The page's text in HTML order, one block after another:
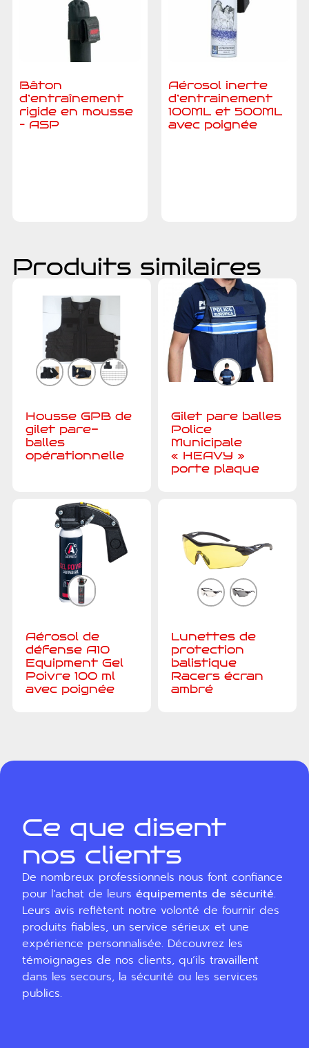
Bâton
d’entraînement
rigide en mousse
– ASP
Aérosol inerte
d’entrainement
100ML et 500ML
avec poignée
Produits similaires
Housse GPB de
gilet pare-
balles
opérationnelle
Gilet pare balles
Police
Municipale
« HEAVY »
porte plaque
Aérosol de
défense A10
Equipment Gel
Poivre 100 ml
avec poignée
Lunettes de
protection
balistique
Racers écran
ambré
Ce que disent
nos clients
De nombreux professionnels nous font confiance
pour l’achat de leurséquipements de sécurité.
Leurs avis reflètent notre volonté de fournir des
produits fiables, un service sérieux et une
expérience personnalisée. Découvrez les
témoignages de nos clients, qu’ils travaillent
dans les secours, la sécurité ou les services
publics.